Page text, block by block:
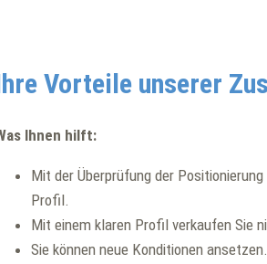
Vorteile unserer
Ihnen hilft:
Mit der Überprüfung der
Profil.
Mit einem klaren Profil verkaufen Sie
Sie können neue Konditionen ansetzen.